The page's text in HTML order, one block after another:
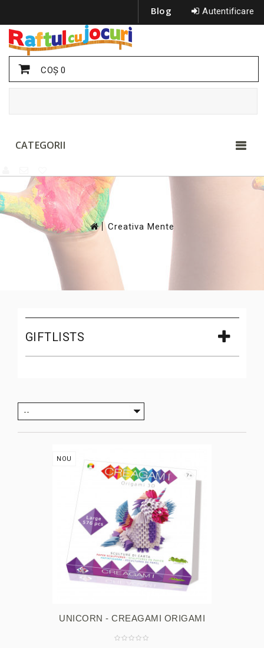
Autentificare
Blog
COŞ0
CATEGORII
>
Creativa Mente
GIFTLISTS
--
NOU
UNICORN - CREAGAMI ORIGAMI